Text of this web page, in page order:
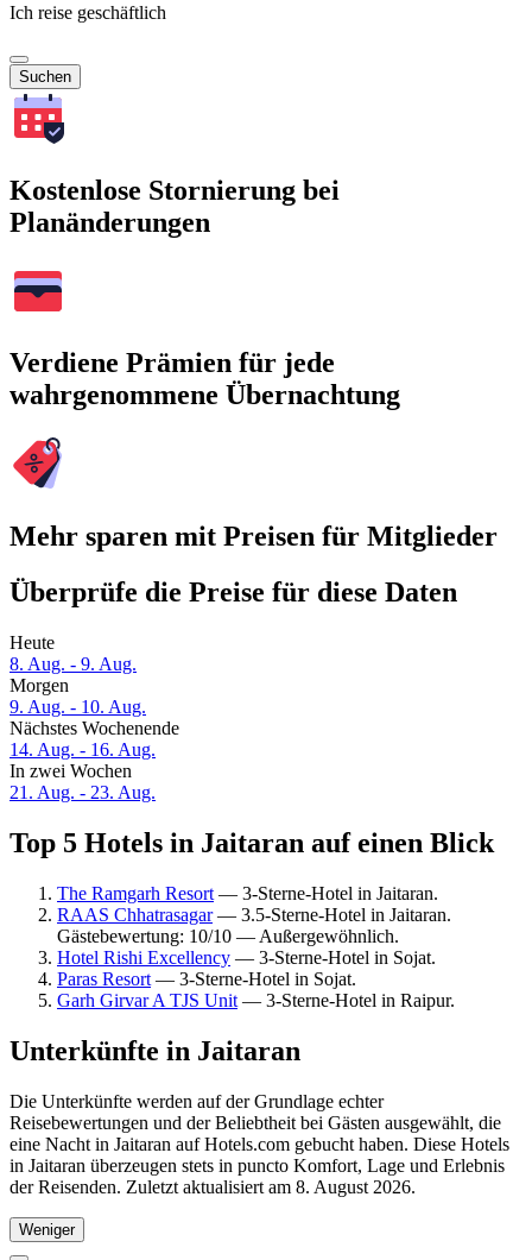
Ich reise geschäftlich
Suchen
Kostenlose Stornierung bei
Planänderungen
Verdiene Prämien für jede
wahrgenommene Übernachtung
Mehr sparen mit Preisen für Mitglieder
Überprüfe die Preise für diese Daten
Heute
8. Aug. - 9. Aug.
Morgen
9. Aug. - 10. Aug.
Nächstes Wochenende
14. Aug. - 16. Aug.
In zwei Wochen
21. Aug. - 23. Aug.
Top 5 Hotels in Jaitaran auf einen Blick
The Ramgarh Resort — 3-Sterne-Hotel in Jaitaran.
RAAS Chhatrasagar— 3.5-Sterne-Hotel in Jaitaran.
Gästebewertung: 10/10 — Außergewöhnlich.
Hotel Rishi Excellency — 3-Sterne-Hotel in Sojat.
Paras Resort — 3-Sterne-Hotel in Sojat.
Garh Girvar A TJS Unit — 3-Sterne-Hotel in Raipur.
Unterkünfte in Jaitaran
Die Unterkünfte werden auf der Grundlage echter
Reisebewertungen und der Beliebtheit bei Gästen ausgewählt, die
eine Nacht in Jaitaran auf Hotels.com gebucht haben. Diese Hotels
in Jaitaran überzeugen stets in puncto Komfort, Lage und Erlebnis
der Reisenden. Zuletzt aktualisiert am 8. August 2026.
Weniger